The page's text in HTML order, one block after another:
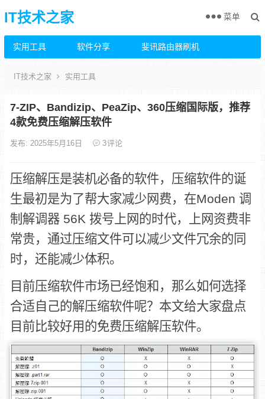
IT技术之家
实用工具 软件分享 斐讯路由器刷机
菜单
IT技术之家 实用工具
7-ZIP、Bandizip、PeaZip、360压缩国际版，推荐
4款免费压缩解压软件
发布: 2025年5月16日 3评论
压缩解压是装机必备的软件，压缩软件的诞
生最初是为了帮大家减少网费，在Moden 调
制解调器 56K 拨号上网的时代，上网资费非
常贵，通过压缩文件可以减少文件冗余的同
时，还能减少体积。
目前压缩软件市场已经饱和，那么如何选择
合适自己的解压缩软件呢？本文给大家盘点
目前比较好用的免费压缩解压软件。